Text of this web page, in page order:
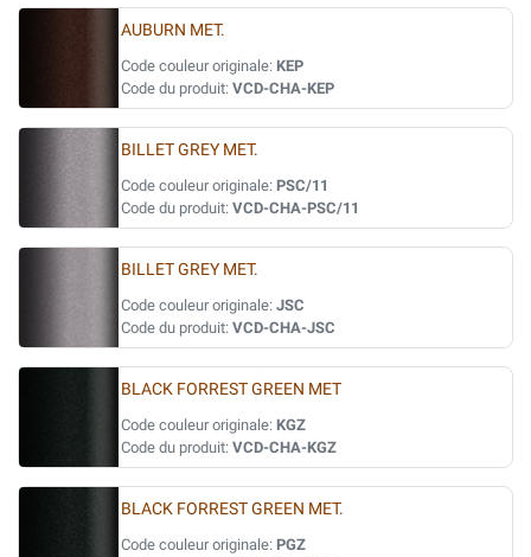
AUBURN MET.
Code couleur originale: KEP
Code du produit: VCD-CHA-KEP
BILLET GREY MET.
Code couleur originale: PSC/11
Code du produit: VCD-CHA-PSC/11
BILLET GREY MET.
Code couleur originale: JSC
Code du produit: VCD-CHA-JSC
BLACK FORREST GREEN MET
Code couleur originale: KGZ
Code du produit: VCD-CHA-KGZ
BLACK FORREST GREEN MET.
Code couleur originale: PGZ